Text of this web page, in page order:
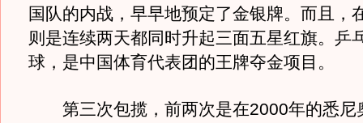
国队的内战，早早地预定了金银牌。而且，
则是连续两天都同时升起三面五星红旗。乒
球，是中国体育代表团的王牌夺金项目。
第三次包揽，前两次是在2000年的悉尼